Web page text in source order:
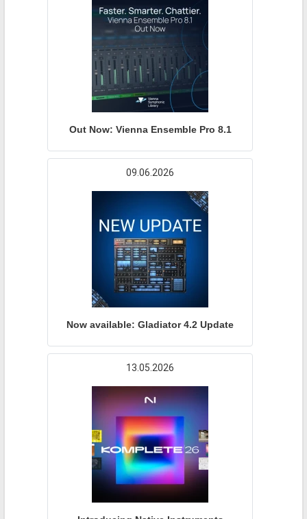
Out Now: Vienna Ensemble Pro 8.1
09.06.2026
Now available: Gladiator 4.2 Update
13.05.2026